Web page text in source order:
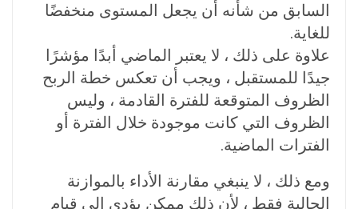
السابق من شأنه أن يجعل المستوى منخفضًا
للغاية.
علاوة على ذلك ، لا يعتبر الماضي أبدًا مؤشرًا
جيدًا للمستقبل ، ويجب أن تعكس خطة الربح
الظروف المتوقعة للفترة القادمة ، وليس
الظروف التي كانت موجودة خلال الفترة أو
الفترات الماضية.
ومع ذلك ، لا ينبغي مقارنة الأداء بالموازنة
الحالية فقط ، لأن ذلك ممكن يؤدي إلى قيام